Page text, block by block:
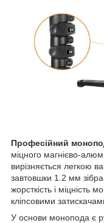
Професійний
міцного магнієво-
вирізняється легкою
завтовшки 1.2 мм
жорсткість і міцність
кліпсовими
У основи монопода є